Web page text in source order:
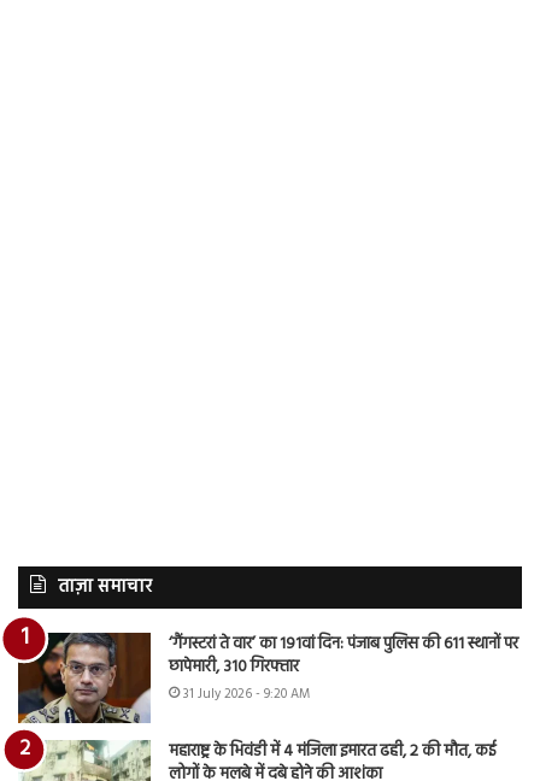
ताज़ा समाचार
‘गैंगस्टरां ते वार’ का 191वां दिन: पंजाब पुलिस की 611 स्थानों पर
छापेमारी, 310 गिरफ्तार
31 July 2026 - 9:20 AM
महाराष्ट्र के भिवंडी में 4 मंजिला इमारत ढही, 2 की मौत, कई
लोगों के मलबे में दबे होने की आशंका